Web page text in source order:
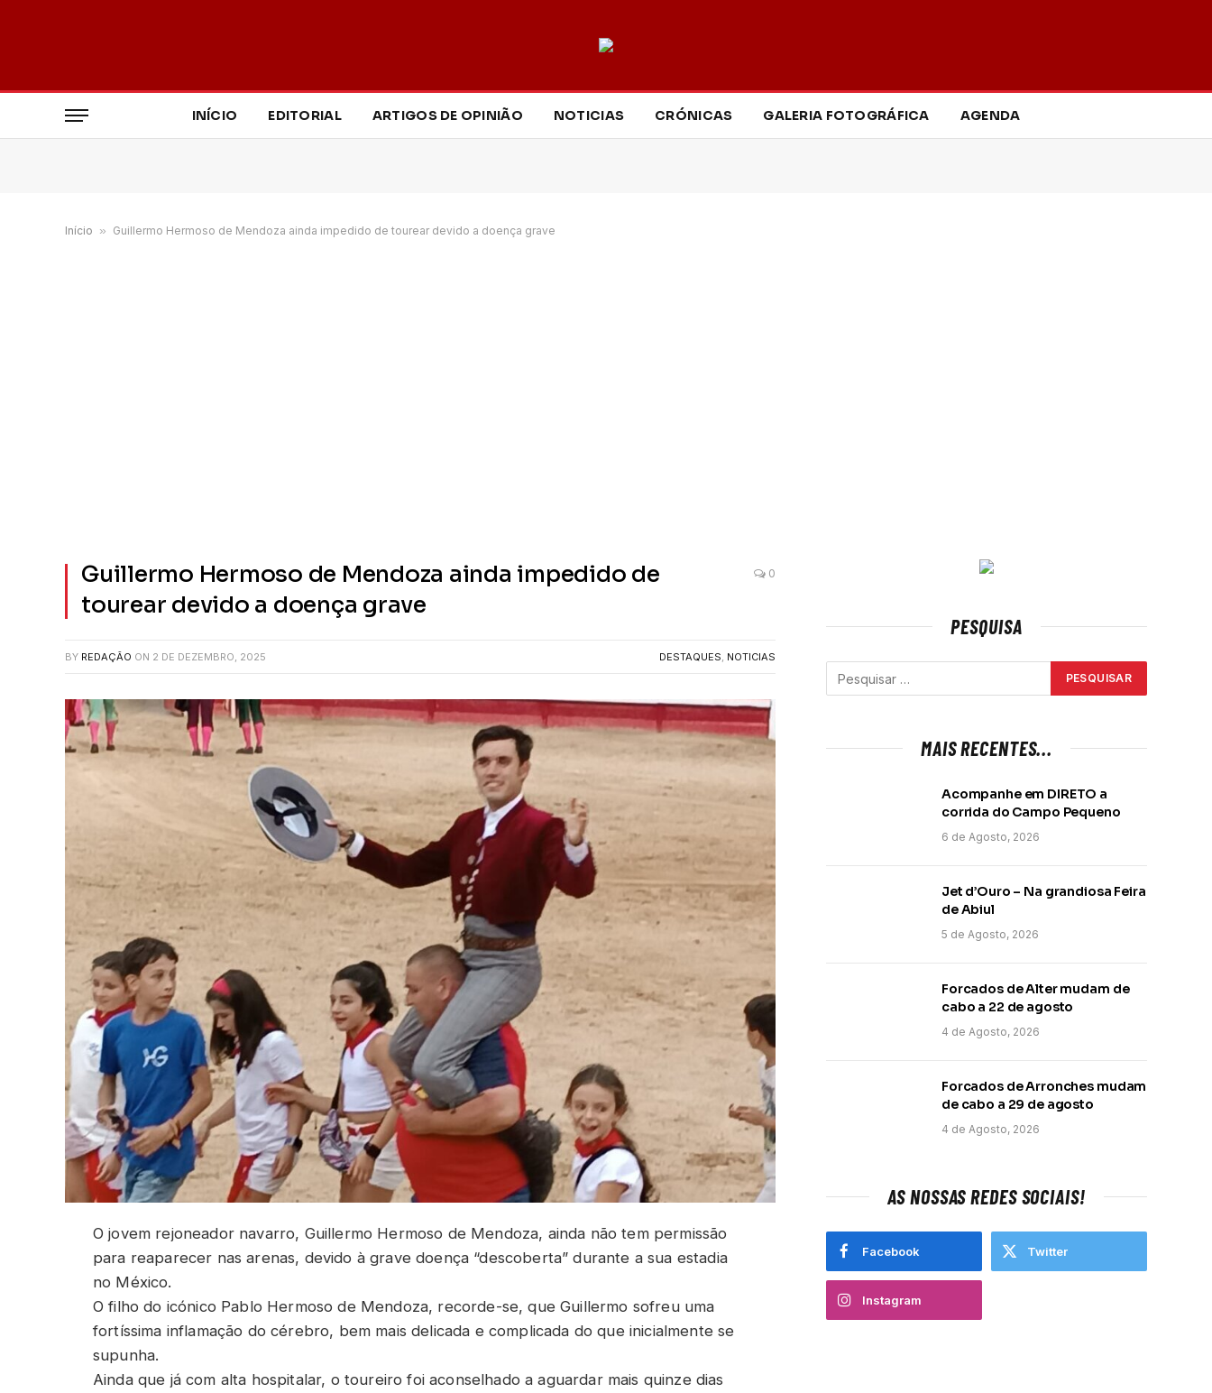
INÍCIO EDITORIAL ARTIGOS DE OPINIÃO NOTICIAS CRÓNICAS GALERIA FOTOGRÁFICA AGENDA
Início » Guillermo Hermoso de Mendoza ainda impedido de tourear devido a doença grave
Guillermo Hermoso de Mendoza ainda impedido de
tourear devido a doença grave
0
BY REDAÇÃO ON 2 DE DEZEMBRO, 2025 DESTAQUES, NOTICIAS
O jovem rejoneador navarro, Guillermo Hermoso de Mendoza, ainda não tem permissão
para reaparecer nas arenas, devido à grave doença “descoberta” durante a sua estadia
no México.
O filho do icónico Pablo Hermoso de Mendoza, recorde-se, que Guillermo sofreu uma
fortíssima inflamação do cérebro, bem mais delicada e complicada do que inicialmente se
supunha.
Ainda que já com alta hospitalar, o toureiro foi aconselhado a aguardar mais quinze dias
PESQUISA
MAIS RECENTES...
Acompanhe em DIRETO a
corrida do Campo Pequeno
6 de Agosto, 2026
Jet d’Ouro – Na grandiosa Feira
de Abiul
5 de Agosto, 2026
Forcados de Alter mudam de
cabo a 22 de agosto
4 de Agosto, 2026
Forcados de Arronches mudam
de cabo a 29 de agosto
4 de Agosto, 2026
AS NOSSAS REDES SOCIAIS!
Facebook Twitter
Instagram